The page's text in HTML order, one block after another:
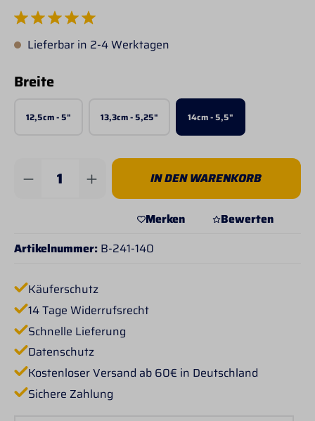
Durchschnittliche Bewertung von 5 von 5 Sternen
Lieferbar in 2-4 Werktagen
Breiteauswählen
12,5cm - 5" 13,3cm - 5,25" 14cm - 5,5"
Produkt Anzahl: Gib den gewünschten
IN DEN WARENKORB
Merken
Bewerten
Artikelnummer: B-241-140
Käuferschutz
14 Tage Widerrufsrecht
Schnelle Lieferung
Datenschutz
Kostenloser Versand ab 60€ in Deutschland
Sichere Zahlung